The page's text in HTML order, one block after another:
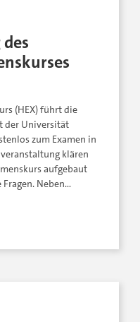
(HEX) führt die
der Universität
zum Examen in
klären
aufgebaut
Neben…